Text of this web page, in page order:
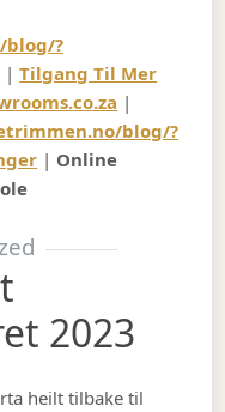
?
|Tilgang Til Mer
|
blog/?
| Online
2023
heilt tilbake til